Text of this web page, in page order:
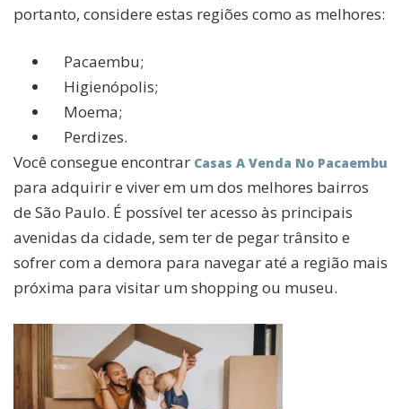
portanto, considere estas regiões como as melhores:
Pacaembu;
Higienópolis;
Moema;
Perdizes.
Você consegue encontrar Casas A Venda No Pacaembu
para adquirir e viver em um dos melhores bairros
de São Paulo. É possível ter acesso às principais
avenidas da cidade, sem ter de pegar trânsito e
sofrer com a demora para navegar até a região mais
próxima para visitar um shopping ou museu.